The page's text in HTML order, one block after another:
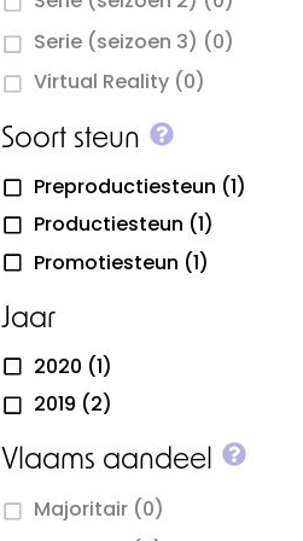
Serie (seizoen 3) (0)
Virtual Reality (0)
Soort steun More info
Preproductiesteun (1)
Productiesteun (1)
Promotiesteun (1)
Jaar
2020 (1)
2019 (2)
Vlaams aandeel
Majoritair (0)